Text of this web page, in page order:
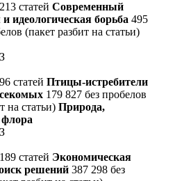
213 статей Современный
идеологическая борьба 495
(пакет разбит на статьи)
96 статей Птицы-истребители
179 827 без пробелов
на статьи) Природа,
189 статей Экономическая
решений 387 298 без